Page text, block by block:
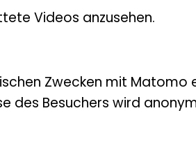
Bad Godesberg (Linie
Haltestelle Museum
Videos anzusehen.
Zwecken mit Matomo
des Besuchers wird